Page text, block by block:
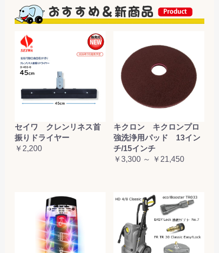
セイワ クレンリネス首
振りドライヤー
￥2,200
キクロン キクロンプロ
強洗浄用パッド 13イン
チ/15インチ
￥3,300 ～ ￥21,450